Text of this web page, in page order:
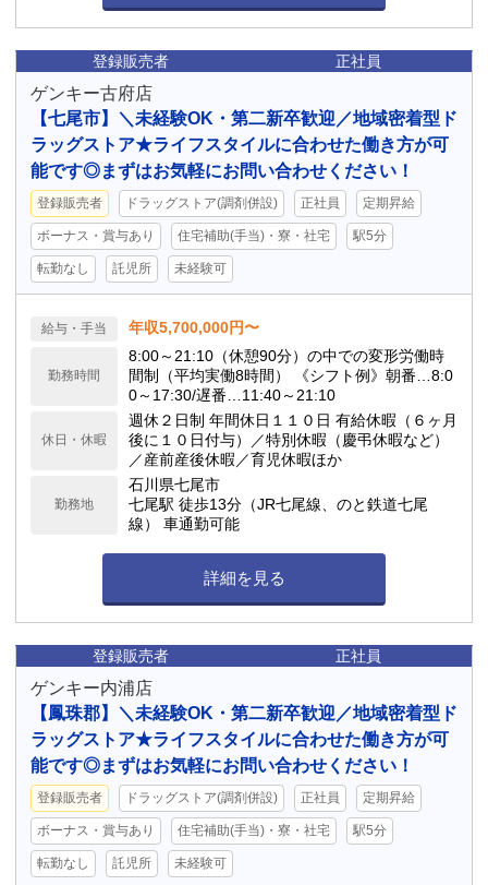
登録販売者 正社員
ゲンキー古府店
【七尾市】＼未経験OK・第二新卒歓迎／地域密着型ド
ラッグストア★ライフスタイルに合わせた働き方が可
能です◎まずはお気軽にお問い合わせください！
登録販売者 ドラッグストア(調剤併設) 正社員 定期昇給
ボーナス・賞与あり 住宅補助(手当)・寮・社宅 駅5分
転勤なし 託児所 未経験可
給与・手当 年収5,700,000円〜
勤務時間
8:00～21:10（休憩90分）の中での変形労働時
間制（平均実働8時間） 《シフト例》朝番…8:0
0～17:30/遅番…11:40～21:10
休日・休暇
週休２日制 年間休日１１０日 有給休暇（６ヶ月
後に１０日付与）／特別休暇（慶弔休暇など）
／産前産後休暇／育児休暇ほか
勤務地
石川県七尾市
七尾駅 徒歩13分（JR七尾線、のと鉄道七尾
線） 車通勤可能
詳細を見る
登録販売者 正社員
ゲンキー内浦店
【鳳珠郡】＼未経験OK・第二新卒歓迎／地域密着型ド
ラッグストア★ライフスタイルに合わせた働き方が可
能です◎まずはお気軽にお問い合わせください！
登録販売者 ドラッグストア(調剤併設) 正社員 定期昇給
ボーナス・賞与あり 住宅補助(手当)・寮・社宅 駅5分
転勤なし 託児所 未経験可